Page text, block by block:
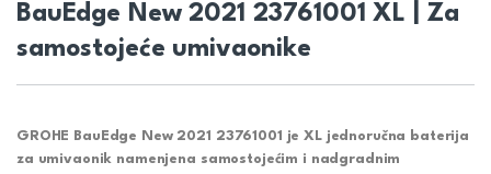
BauEdge New 2021 23761001 XL | Za
samostojeće umivaonike
GROHE BauEdge New 2021 23761001 je XL jednoručna baterija
za umivaonik namenjena samostojećim i nadgradnim